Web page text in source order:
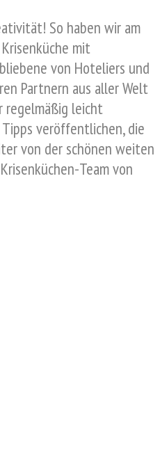
So haben wir am
mit
von Hoteliers und
Partnern aus aller Welt
leicht
veröffentlichen, die
von der schönen weiten
Team von